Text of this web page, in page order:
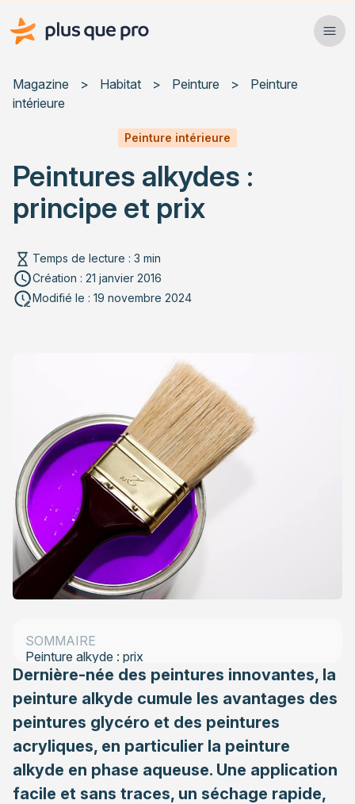
Plus que pro Mag'
Habitat
Actualités
Rechercher un article
Magazine > Habitat > Peinture >
Peinture
intérieure
Peinture intérieure
Peintures alkydes :
principe et prix
Temps de lecture : 3 min
Création : 21 janvier 2016
Modifié le : 19 novembre 2024
Dernière-née des peintures innovantes, la
peinture alkyde cumule les avantages des
peintures glycéro et des peintures
acryliques, en particulier la peinture
alkyde en phase aqueuse. Une application
facile et sans traces, un séchage rapide,
SOMMAIRE
Peinture alkyde : prix